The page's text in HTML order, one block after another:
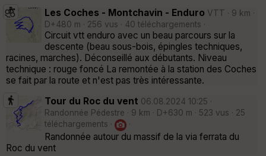
Les Coches - Montchavin - Enduro VTT · 9 km ·
D+480 m · 256 vus · 40 téléchargements ·
Circuit vtt enduro avec un beau parcours sur la
descente (beau sous-bois, épingles techniques,
racines, marches). Déconseillé aux débutants. Niveau
technique : rouge foncé La remontée à la station des Coches
se fait par la route et n'est pas très intéressante.
Tour du Roc du vent 06.08.2024 10:25 ·
Randonnée Pédestre · 9 km · D+630 m · 523 vus · 25
téléchargements ·
·
Randonnée autour du massif de la via ferrata du
Roc du vent